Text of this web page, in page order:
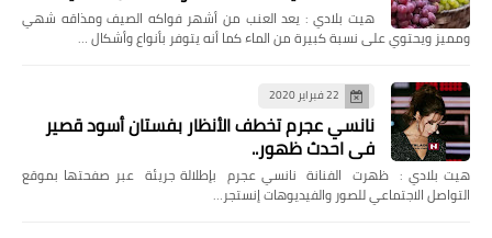
هيت بلادي : يعد العنب من أشهر فواكه الصيف ومذاقه شهي
ومميز ويحتوي على نسبة كبيرة من الماء كما أنه يتوفر بأنواع وأشكال …
22 فبراير 2020
نانسي عجرم تخطف الأنظار بفستان أسود قصير
في احدث ظهور..
هيت بلادي : ظهرت الفنانة نانسي عجرم بإطلالة جريئة عبر صفحتها بموقع
التواصل الاجتماعي للصور والفيديوهات إنستجر…